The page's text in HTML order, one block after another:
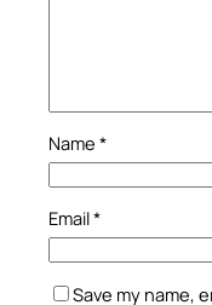
Name *
Email*
Save my name,